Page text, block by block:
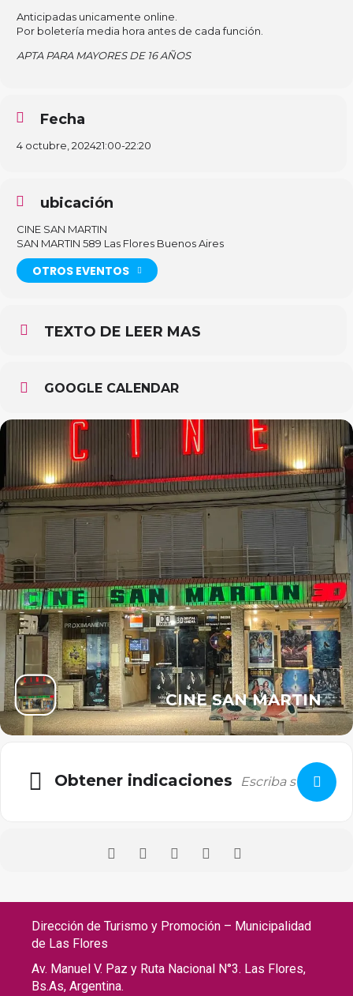
Anticipadas unicamente online.
Por boletería media hora antes de cada función.
APTA PARA MAYORES DE 16 AÑOS
Fecha
4 octubre, 202421:00-22:20
ubicación
CINE SAN MARTIN
SAN MARTIN 589 Las Flores Buenos Aires
OTROS EVENTOS
TEXTO DE LEER MAS
GOOGLE CALENDAR
CINE SAN MARTIN
Obtener indicaciones
Dirección de Turismo y Promoción – Municipalidad
de Las Flores
Av. Manuel V. Paz y Ruta Nacional N°3. Las Flores,
Bs.As, Argentina.